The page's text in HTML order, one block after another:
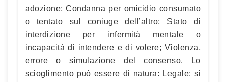
adozione; Condanna per omicidio consumato
o tentato sul coniuge dell’altro; Stato di
interdizione per infermità mentale o
incapacità di intendere e di volere; Violenza,
errore o simulazione del consenso. Lo
scioglimento può essere di natura: Legale: si